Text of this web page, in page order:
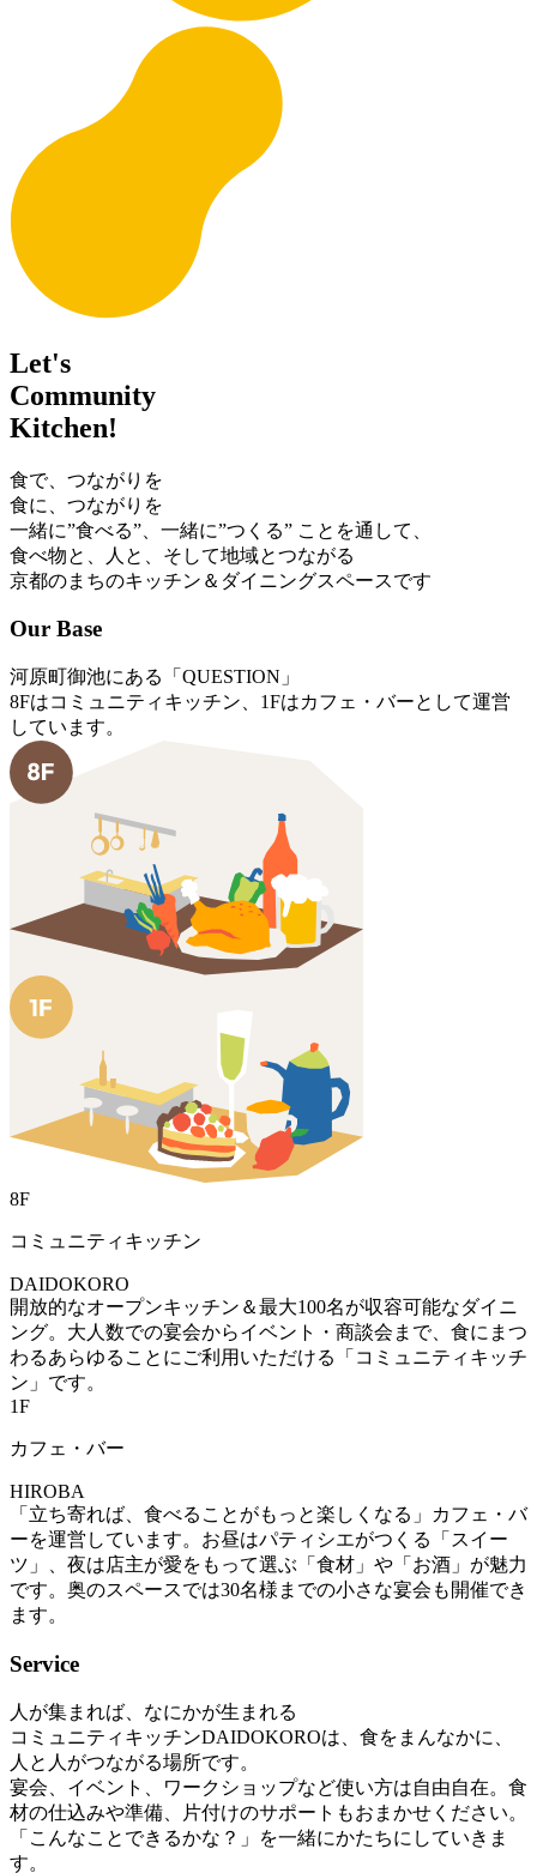
Let's
Community
Kitchen!
食で、つながりを
食に、つながりを
一緒に”食べる”、一緒に”つくる” ことを通して、
食べ物と、人と、そして地域とつながる
京都のまちのキッチン＆ダイニングスペースです
Our Base
河原町御池にある「QUESTION」
8Fはコミュニティキッチン、1Fはカフェ・バーとして運営
しています。
8F
コミュニティキッチン
DAIDOKORO
開放的なオープンキッチン＆最大100名が収容可能なダイニ
ング。大人数での宴会からイベント・商談会まで、食にまつ
わるあらゆることにご利用いただける「コミュニティキッチ
ン」です。
1F
カフェ・バー
HIROBA
「立ち寄れば、食べることがもっと楽しくなる」カフェ・バ
ーを運営しています。お昼はパティシエがつくる「スイー
ツ」、夜は店主が愛をもって選ぶ「食材」や「お酒」が魅力
です。奥のスペースでは30名様までの小さな宴会も開催でき
ます。
Service
人が集まれば、なにかが生まれる
コミュニティキッチンDAIDOKOROは、食をまんなかに、
人と人がつながる場所です。
宴会、イベント、ワークショップなど使い方は自由自在。食
材の仕込みや準備、片付けのサポートもおまかせください。
「こんなことできるかな？」を一緒にかたちにしていきま
す。